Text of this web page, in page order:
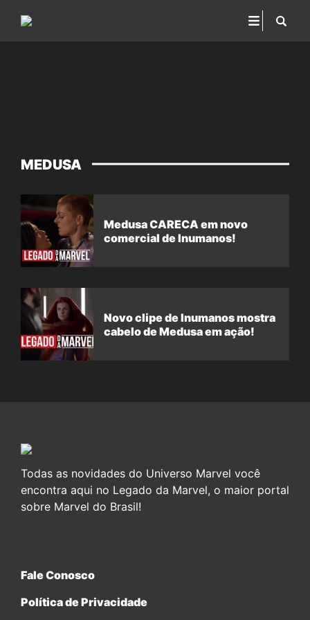
MEDUSA
Medusa CARECA em novo
comercial de Inumanos!
Novo clipe de Inumanos mostra
cabelo de Medusa em ação!
Todas as novidades do Universo Marvel você
encontra aqui no Legado da Marvel, o maior portal
sobre Marvel do Brasil!
Fale Conosco
Política de Privacidade